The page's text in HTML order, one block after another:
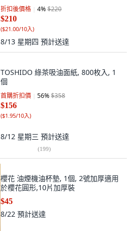
折扣後價格 4%$220
$210
($21.00/10入)
8/13 星期四 預計送達
TOSHIDO 綠茶吸油面紙, 800枚入, 1
個
首購折扣價 56%$358
$156
($1.95/10入)
8/12 星期三 預計送達
(199)
櫻花 油煙機油杯墊, 1個, 2號加厚適用
於櫻花圓形,10片加厚裝
$45
8/22 預計送達